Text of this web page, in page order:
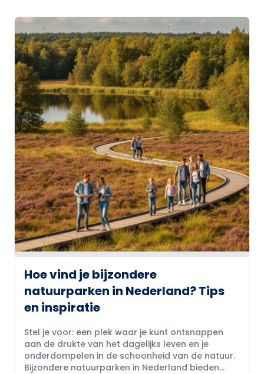
Hoe vind je bijzondere
natuurparken in Nederland? Tips
en inspiratie
Stel je voor: een plek waar je kunt ontsnappen
aan de drukte van het dagelijks leven en je
onderdompelen in de schoonheid van de natuur.
Bijzondere natuurparken in Nederland bieden...